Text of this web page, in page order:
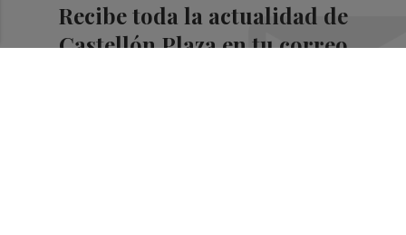
Recibe toda la actualidad de
Castellón Plaza en tu correo